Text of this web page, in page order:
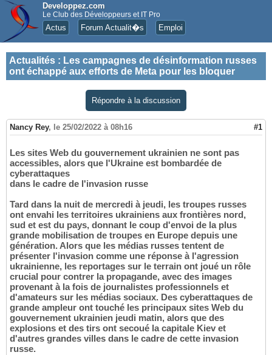
Developpez.com
Le Club des Développeurs et IT Pro
Actus Forum Actualit�s Emploi
Actualités : Les campagnes de désinformation russes
ont échappé aux efforts de Meta pour les bloquer
Répondre à la discussion
Nancy Rey, le 25/02/2022 à 08h16 #1
Les sites Web du gouvernement ukrainien ne sont pas
accessibles, alors que l'Ukraine est bombardée de
cyberattaques
dans le cadre de l'invasion russe
Tard dans la nuit de mercredi à jeudi, les troupes russes
ont envahi les territoires ukrainiens aux frontières nord,
sud et est du pays, donnant le coup d'envoi de la plus
grande mobilisation de troupes en Europe depuis une
génération. Alors que les médias russes tentent de
présenter l'invasion comme une réponse à l'agression
ukrainienne, les reportages sur le terrain ont joué un rôle
crucial pour contrer la propagande, avec des images
provenant à la fois de journalistes professionnels et
d'amateurs sur les médias sociaux. Des cyberattaques de
grande ampleur ont touché les principaux sites Web du
gouvernement ukrainien jeudi matin, alors que des
explosions et des tirs ont secoué la capitale Kiev et
d'autres grandes villes dans le cadre de cette invasion
russe.